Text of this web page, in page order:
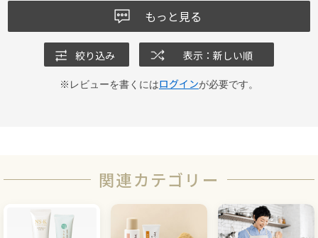
もっと見る
絞り込み 表示：新しい順
※レビューを書くにはログインが必要です。
関連カテゴリー